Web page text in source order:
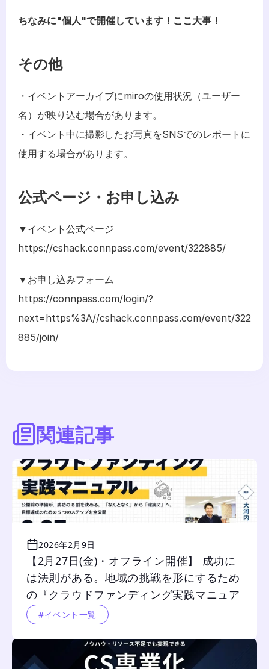
ちなみに"個人"で開催しています！ここ大事！
その他
・イベントアーカイブにmiroの使用状況（ユーザー
名）が映り込む場合があります。
・イベント中に撮影したお写真をSNSでのレポートに
使用する場合があります。
公式ページ・お申し込み
▼イベント公式ページ
https://cshack.connpass.com/event/322885/
▼お申し込みフォーム
https://connpass.com/login/?
next=https%3A//cshack.connpass.com/event/322
885/join/
関連記事
2026年2月9日
【2月27日(金)・オフライン開催】 成功に
は法則がある。地域の挑戦を形にするため
の『クラウドファンディング実践マニュア
ル』#イベント一覧